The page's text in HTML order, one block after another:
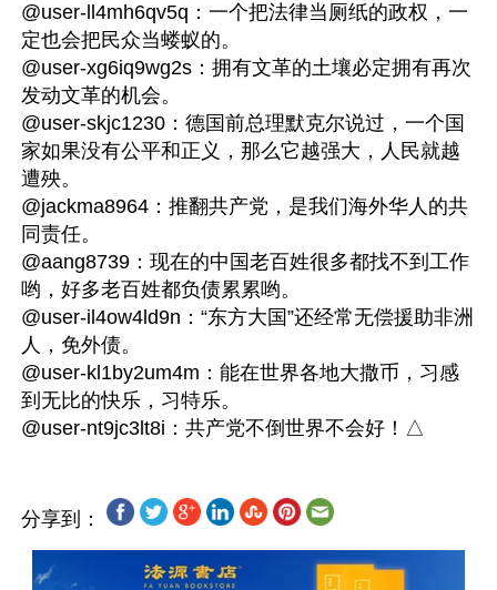
@user-ll4mh6qv5q：一个把法律当厕纸的政权，一
定也会把民众当蝼蚁的。
@user-xg6iq9wg2s：拥有文革的土壤必定拥有再次
发动文革的机会。
@user-skjc1230：德国前总理默克尔说过，一个国
家如果没有公平和正义，那么它越强大，人民就越
遭殃。
@jackma8964：推翻共产党，是我们海外华人的共
同责任。
@aang8739：现在的中国老百姓很多都找不到工作
哟，好多老百姓都负债累累哟。
@user-il4ow4ld9n：“东方大国”还经常无偿援助非洲
人，免外债。
@user-kl1by2um4m：能在世界各地大撒币，习感
到无比的快乐，习特乐。
分享到：